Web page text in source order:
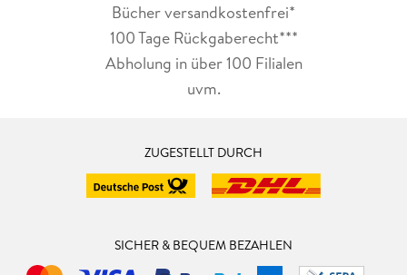
Bücher versandkostenfrei*
100 Tage Rückgaberecht***
Abholung in über 100 Filialen
uvm.
ZUGESTELLT DURCH
SICHER & BEQUEM BEZAHLEN